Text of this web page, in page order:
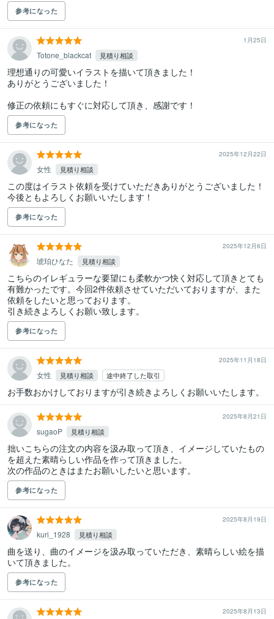
参考になった
1月25日
Totone_blackcat 見積り相談
理想通りの可愛いイラストを描いて頂きました！
ありがとうございました！
修正の依頼にもすぐに対応して頂き、感謝です！
参考になった
2025年12月22日
女性 見積り相談
この度はイラスト依頼を受けていただきありがとうございました！
今後ともよろしくお願いいたします！
参考になった
2025年12月6日
琥珀ひなた 見積り相談
こちらのイレギュラーな要望にも柔軟かつ快く対応して頂きとても
有難かったです。今回2件依頼させていただいておりますが、また
依頼をしたいと思っております。
引き続きよろしくお願い致します。
参考になった
2025年11月18日
女性 見積り相談 途中終了した取引
お手数おかけしておりますが引き続きよろしくお願いいたします。
2025年8月21日
sugaoP 見積り相談
拙いこちらの注文の内容を汲み取って頂き、イメージしていたもの
を超えた素晴らしい作品を作って頂きました。
次の作品のときはまたお願いしたいと思います。
参考になった
2025年8月19日
kuri_1928 見積り相談
曲を送り、曲のイメージを汲み取っていただき、素晴らしい絵を描
参考になった
2025年8月13日